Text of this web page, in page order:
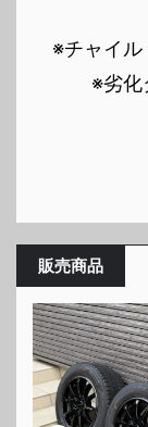
※チャイ
※劣化
販売商品